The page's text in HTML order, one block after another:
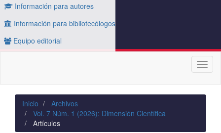
Información para autores
Información para bibliotecólogos
Equipo editorial
Inicio
Archivos
Vol. 7 Núm. 1 (2026): Dimensión Científica
Artículos